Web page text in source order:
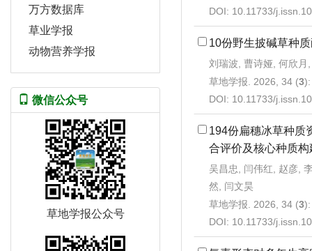
DOI: 10.11733/
10份野生披碱草种
刘瑞波, 曹诗娅, 何欣月
草地学报. 2026, 34 (3
DOI: 10.11733/
194份扁穗冰草种质
合评价及核心种质构
吴昌忠, 闫伟红, 赵彦,
然, 闫文昊
草地学报. 2026, 34 (3
DOI: 10.11733/
万方数据库
草业学报
动物营养学报
微信公众号
草地学报公众号